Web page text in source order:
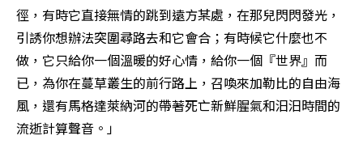
徑，有時它直接無情的跳到遠方某處，在那兒閃閃發光，
引誘你想辦法突圍尋路去和它會合；有時候它什麼也不
做，它只給你一個溫暖的好心情，給你一個『世界』而
已，為你在蔓草叢生的前行路上，召喚來加勒比的自由海
風，還有馬格達萊納河的帶著死亡新鮮腥氣和汨汨時間的
流逝計算聲音。」